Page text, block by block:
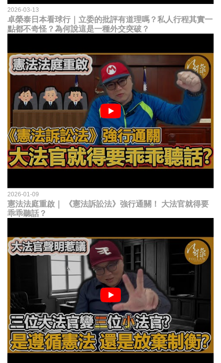
2026-03-13
卓榮泰日本看球行｜立委的批評有道理嗎？私人行程其實一
點都不奇怪？為何說這是一種外交突破？
2026-01-09
憲法法庭重啟｜ 《憲法訴訟法》強行通關！ 大法官就得要
乖乖聽話？